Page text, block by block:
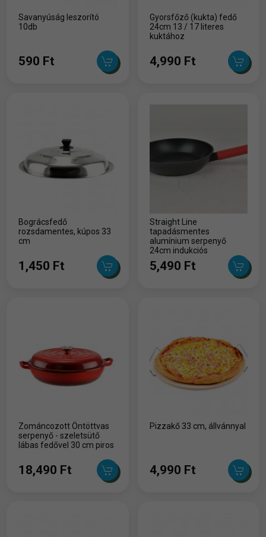
Savanyúság leszorító
10db
590 Ft
Gyorsfőző (kukta) fedő
24cm 13 / 17 literes
kuktához
4,990 Ft
Bográcsfedő
rozsdamentes, kúpos 33
cm
1,450 Ft
Straight Line
tapadásmentes
alumínium serpenyő
24cm indukciós
5,490 Ft
Zománcozott Öntöttvas
serpenyő - szeletsütő
lábas fedővel 30 cm piros
18,490 Ft
Pizzakő 33 cm, állvánnyal
4,990 Ft